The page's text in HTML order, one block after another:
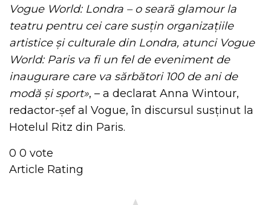
Vogue World: Londra – o seară glamour la
teatru pentru cei care susțin organizațiile
artistice și culturale din Londra, atunci Vogue
World: Paris va fi un fel de eveniment de
inaugurare care va sărbători 100 de ani de
modă și sport», – a declarat Anna Wintour,
redactor-șef al Vogue, în discursul susținut la
Hotelul Ritz din Paris.
0 0 vote
Article Rating